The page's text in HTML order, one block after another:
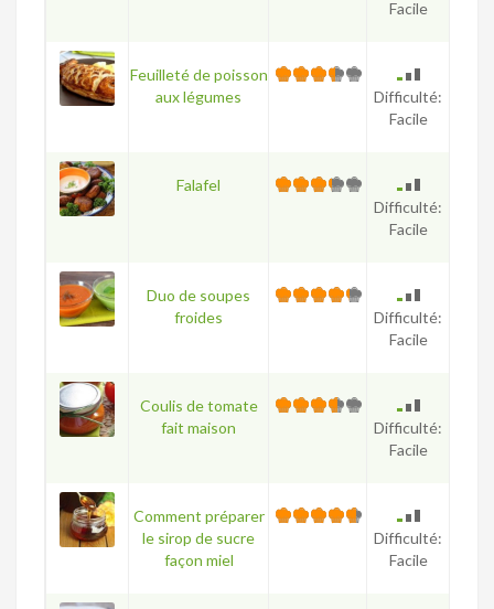
Facile
Feuilleté de poisson
aux légumes
Difficulté:
Facile
Falafel
Difficulté:
Facile
Duo de soupes
froides
Difficulté:
Facile
Coulis de tomate
fait maison
Difficulté:
Facile
Comment préparer
le sirop de sucre
façon miel
Difficulté:
Facile